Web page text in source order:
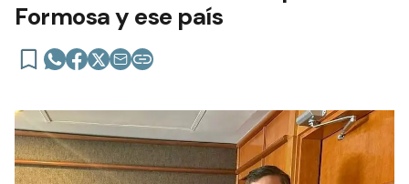
Formosa y ese país